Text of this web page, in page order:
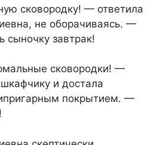
сковородку! — ответила
не оборачиваясь. —
сыночку завтрак!
сковородки! —
и достала
покрытием. —